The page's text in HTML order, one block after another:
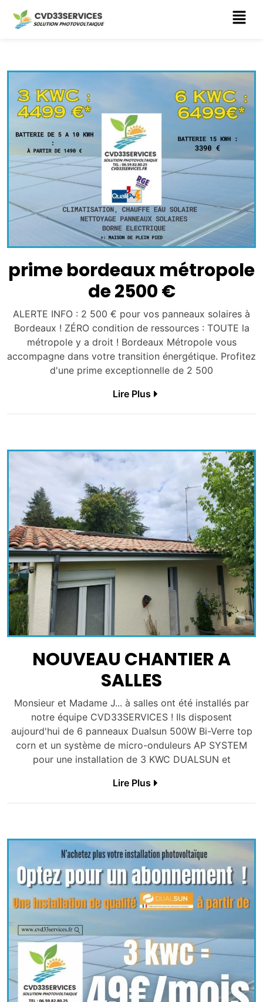
prime bordeaux métropole
de 2500 €
ALERTE INFO : 2 500 € pour vos panneaux solaires à
Bordeaux ! ZÉRO condition de ressources : TOUTE la
métropole y a droit ! Bordeaux Métropole vous
accompagne dans votre transition énergétique. Profitez
d'une prime exceptionnelle de 2 500
Lire Plus
NOUVEAU CHANTIER A
SALLES
Monsieur et Madame J... à salles ont été installés par
notre équipe CVD33SERVICES ! Ils disposent
aujourd'hui de 6 panneaux Dualsun 500W Bi-Verre top
corn et un système de micro-onduleurs AP SYSTEM
pour une installation de 3 KWC DUALSUN et
Lire Plus